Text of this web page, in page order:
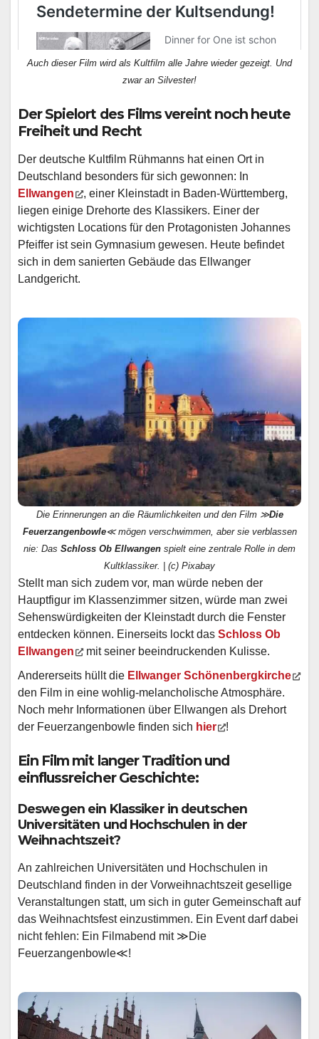
Auch dieser Film wird als Kultfilm alle Jahre wieder gezeigt. Und
zwar an Silvester!
Der Spielort des Films vereint noch heute
Freiheit und Recht
Der deutsche Kultfilm Rühmanns hat einen Ort in
Deutschland besonders für sich gewonnen: In
Ellwangen
, einer Kleinstadt in Baden-Württemberg,
liegen einige Drehorte des Klassikers. Einer der
wichtigsten Locations für den Protagonisten Johannes
Pfeiffer ist sein Gymnasium gewesen. Heute befindet
sich in dem sanierten Gebäude das Ellwanger
Landgericht.
Die Erinnerungen an die Räumlichkeiten und den Film ≫Die
Feuerzangenbowle≪ mögen verschwimmen, aber sie verblassen
nie: Das Schloss Ob Ellwangen spielt eine zentrale Rolle in dem
Kultklassiker. | (c) Pixabay
Stellt man sich zudem vor, man würde neben der
Hauptfigur im Klassenzimmer sitzen, würde man zwei
Sehenswürdigkeiten der Kleinstadt durch die Fenster
entdecken können. Einerseits lockt das Schloss Ob
Ellwangen
mit seiner beeindruckenden Kulisse.
Andererseits hüllt die Ellwanger Schönenbergkirche
den Film in eine wohlig-melancholische Atmosphäre.
Noch mehr Informationen über Ellwangen als Drehort
der Feuerzangenbowle finden sich hier !
Ein Film mit langer Tradition und
einflussreicher Geschichte:
Deswegen ein Klassiker in deutschen
Universitäten und Hochschulen in der
Weihnachtszeit?
An zahlreichen Universitäten und Hochschulen in
Deutschland finden in der Vorweihnachtszeit gesellige
Veranstaltungen statt, um sich in guter Gemeinschaft auf
das Weihnachtsfest einzustimmen. Ein Event darf dabei
nicht fehlen: Ein Filmabend mit ≫Die
Feuerzangenbowle≪!